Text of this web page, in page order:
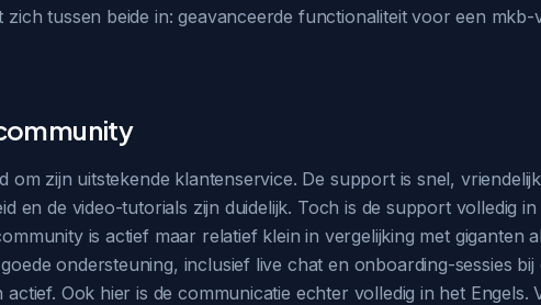
zich tussen beide in: geavanceerde functionaliteit voor een
om zijn uitstekende klantenservice. De support is snel,
en de video-tutorials zijn duidelijk. Toch is de support volledig
is actief maar relatief klein in vergelijking met giganten
ondersteuning, inclusief live chat en onboarding-sessies
Ook hier is de communicatie echter volledig in het